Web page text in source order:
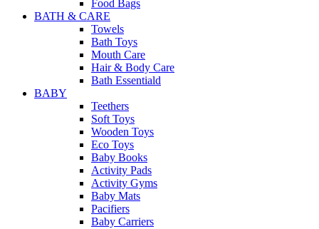
Food Bags
BATH & CARE
Towels
Bath Toys
Mouth Care
Hair & Body Care
Bath Essentiald
BABY
Teethers
Soft Toys
Wooden Toys
Eco Toys
Baby Books
Activity Pads
Activity Gyms
Baby Mats
Pacifiers
Baby Carriers